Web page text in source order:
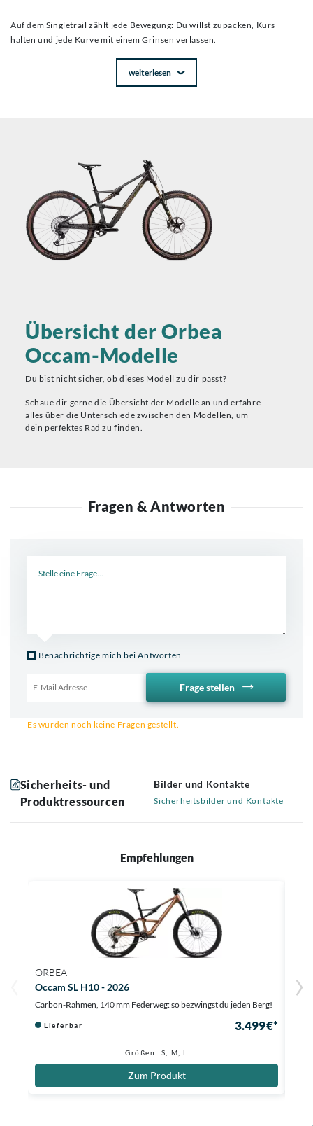
Auf dem Singletrail zählt jede Bewegung: Du willst zupacken, Kurs
halten und jede Kurve mit einem Grinsen verlassen.
weiterlesen
Übersicht der Orbea
Occam-Modelle
Du bist nicht sicher, ob dieses Modell zu dir passt?
Schaue dir gerne die Übersicht der Modelle an und erfahre
alles über die Unterschiede zwischen den Modellen, um
dein perfektes Rad zu finden.
Fragen & Antworten
Benachrichtige mich bei Antworten
Frage stellen
Es wurden noch keine Fragen gestellt.
Sicherheits- und
Produktressourcen
Bilder und Kontakte
Sicherheitsbilder und Kontakte
Empfehlungen
ORBEA
Occam SL H10 - 2026
Carbon-Rahmen, 140 mm Federweg: so bezwingst du jeden Berg!
Lieferbar 3.499 €*
Größen: S, M, L
Zum Produkt